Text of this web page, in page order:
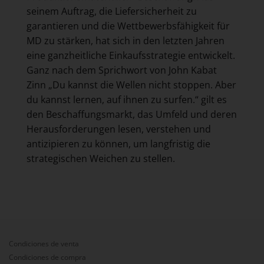
seinem Auftrag, die Liefersicherheit zu
garantieren und die Wettbewerbsfähigkeit für
MD zu stärken, hat sich in den letzten Jahren
eine ganzheitliche Einkaufsstrategie entwickelt.
Ganz nach dem Sprichwort von John Kabat
Zinn „Du kannst die Wellen nicht stoppen. Aber
du kannst lernen, auf ihnen zu surfen.“ gilt es
den Beschaffungsmarkt, das Umfeld und deren
Herausforderungen lesen, verstehen und
antizipieren zu können, um langfristig die
strategischen Weichen zu stellen.
Condiciones de venta
Condiciones de compra